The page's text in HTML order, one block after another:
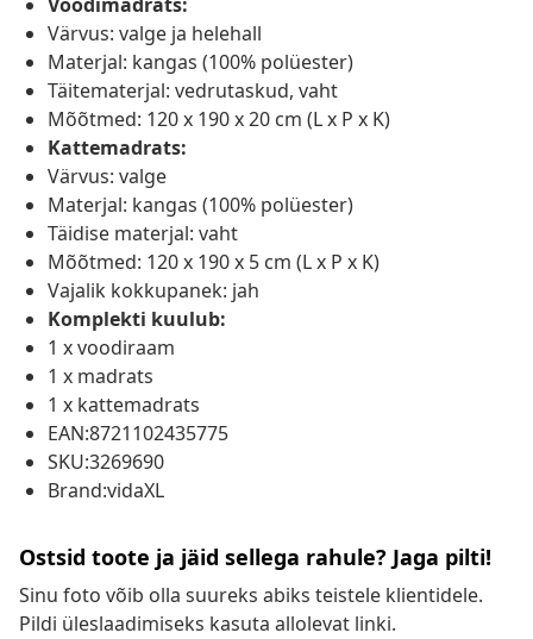
Värvus: valge ja helehall
Materjal: kangas (100% polüester)
Täitematerjal: vedrutaskud, vaht
Mõõtmed: 120 x 190 x 20 cm (L x P x K)
Kattemadrats:
Värvus: valge
Materjal: kangas (100% polüester)
Täidise materjal: vaht
Mõõtmed: 120 x 190 x 5 cm (L x P x K)
Vajalik kokkupanek: jah
Komplekti kuulub:
1 x voodiraam
1 x madrats
1 x kattemadrats
EAN:8721102435775
SKU:3269690
Brand:vidaXL
Ostsid toote ja jäid sellega rahule? Jaga pilti!
Sinu foto võib olla suureks abiks teistele klientidele.
Pildi üleslaadimiseks kasuta allolevat linki.